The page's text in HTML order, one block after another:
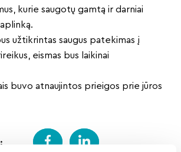
kurie saugotų gamtą ir darniai
užtikrintas saugus patekimas į
eismas bus laikinai
buvo atnaujintos prieigos prie jūros